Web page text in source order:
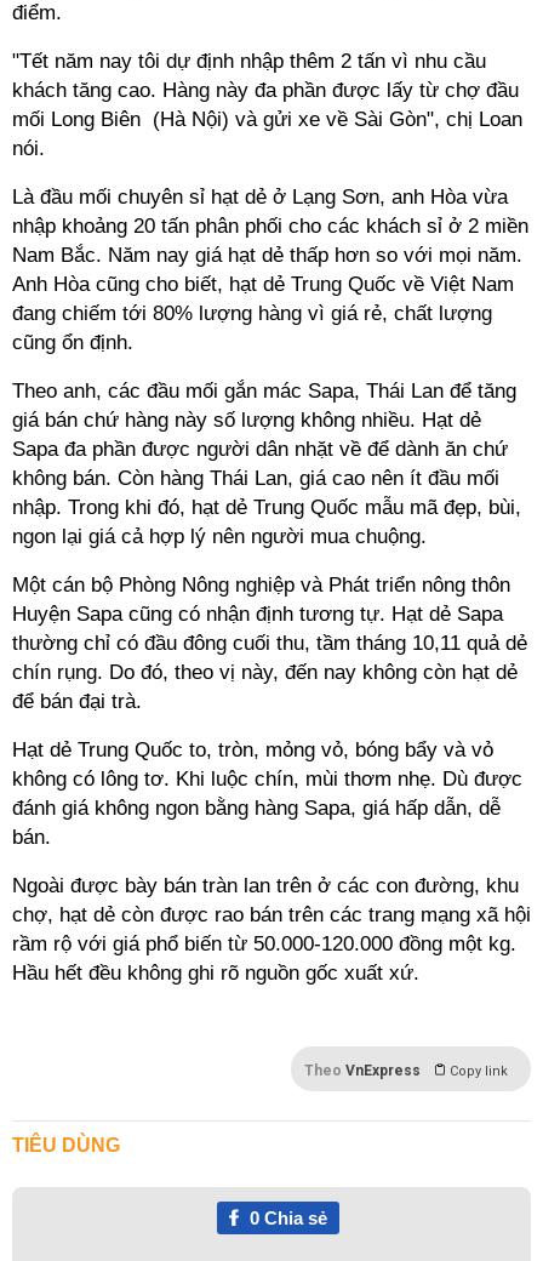
điểm.
"Tết năm nay tôi dự định nhập thêm 2 tấn vì nhu cầu
khách tăng cao. Hàng này đa phần được lấy từ chợ đầu
mối Long Biên (Hà Nội) và gửi xe về Sài Gòn", chị Loan
nói.
Là đầu mối chuyên sỉ hạt dẻ ở Lạng Sơn, anh Hòa vừa
nhập khoảng 20 tấn phân phối cho các khách sỉ ở 2 miền
Nam Bắc. Năm nay giá hạt dẻ thấp hơn so với mọi năm.
Anh Hòa cũng cho biết, hạt dẻ Trung Quốc về Việt Nam
đang chiếm tới 80% lượng hàng vì giá rẻ, chất lượng
cũng ổn định.
Theo anh, các đầu mối gắn mác Sapa, Thái Lan để tăng
giá bán chứ hàng này số lượng không nhiều. Hạt dẻ
Sapa đa phần được người dân nhặt về để dành ăn chứ
không bán. Còn hàng Thái Lan, giá cao nên ít đầu mối
nhập. Trong khi đó, hạt dẻ Trung Quốc mẫu mã đẹp, bùi,
ngon lại giá cả hợp lý nên người mua chuộng.
Một cán bộ Phòng Nông nghiệp và Phát triển nông thôn
Huyện Sapa cũng có nhận định tương tự. Hạt dẻ Sapa
thường chỉ có đầu đông cuối thu, tầm tháng 10,11 quả dẻ
chín rụng. Do đó, theo vị này, đến nay không còn hạt dẻ
để bán đại trà.
Hạt dẻ Trung Quốc to, tròn, mỏng vỏ, bóng bẩy và vỏ
không có lông tơ. Khi luộc chín, mùi thơm nhẹ. Dù được
đánh giá không ngon bằng hàng Sapa, giá hấp dẫn, dễ
bán.
Ngoài được bày bán tràn lan trên ở các con đường, khu
chợ, hạt dẻ còn được rao bán trên các trang mạng xã hội
rầm rộ với giá phổ biến từ 50.000-120.000 đồng một kg.
Hầu hết đều không ghi rõ nguồn gốc xuất xứ.
Theo VnExpress Copy link
TIÊU DÙNG
0Chia sẻ